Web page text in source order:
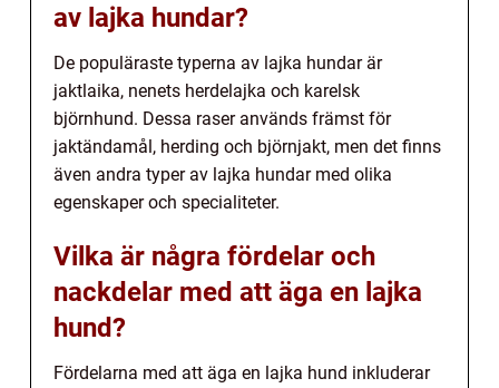
av lajka hundar?
De populäraste typerna av lajka hundar är
jaktlaika, nenets herdelajka och karelsk
björnhund. Dessa raser används främst för
jaktändamål, herding och björnjakt, men det finns
även andra typer av lajka hundar med olika
egenskaper och specialiteter.
Vilka är några fördelar och
nackdelar med att äga en lajka
hund?
Fördelarna med att äga en lajka hund inkluderar